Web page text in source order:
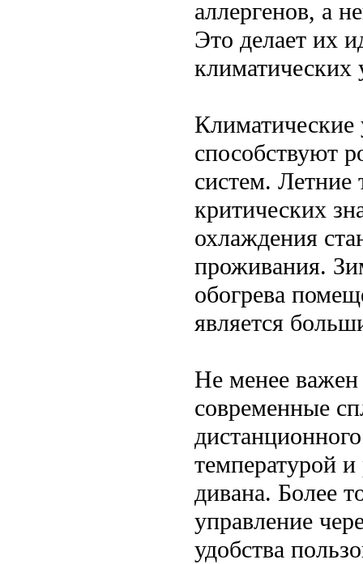
аллергенов, а
Это делает их
климатических
способствуют
систем. Летние
критических
охлаждения
проживания.
обогрева
является
Не менее
современные
температурой
дивана. Более
управление
удобства